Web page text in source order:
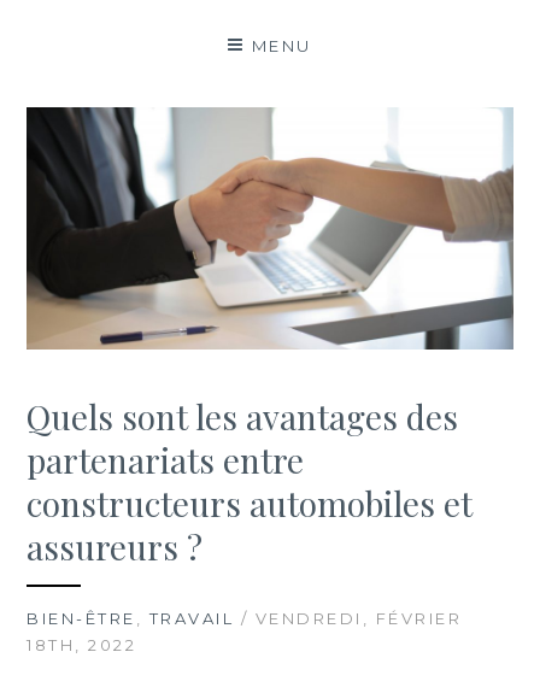
MENU
Quels sont les avantages des
partenariats entre
constructeurs automobiles et
assureurs ?
BIEN-ÊTRE ,TRAVAIL / VENDREDI, FÉVRIER
18TH, 2022